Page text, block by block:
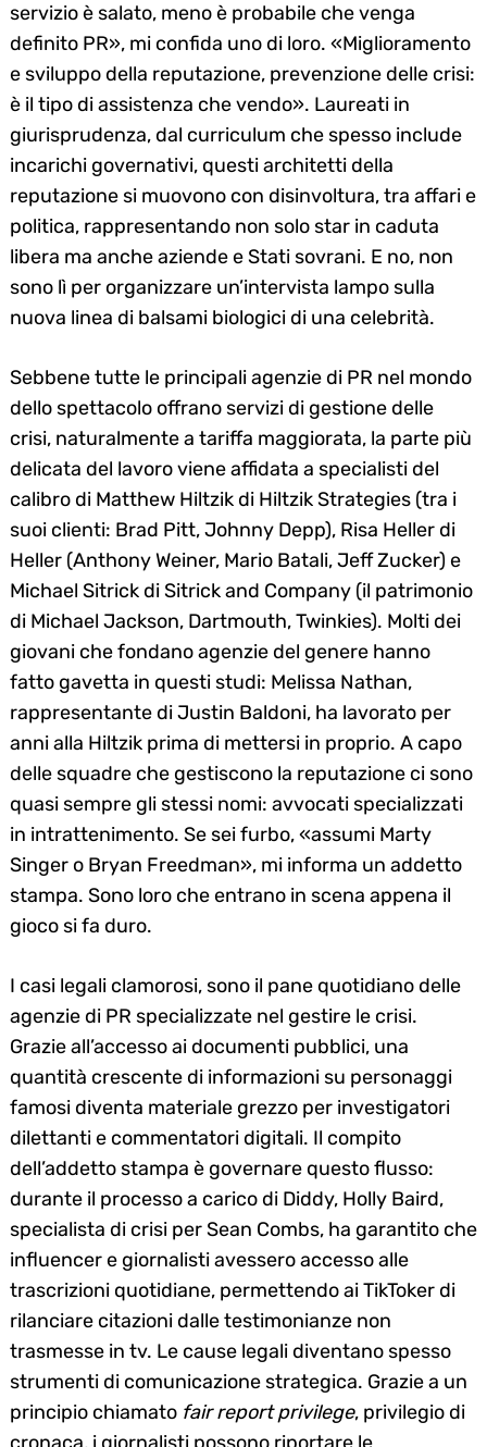
servizio è salato, meno è probabile che venga
definito PR», mi confida uno di loro. «Miglioramento
e sviluppo della reputazione, prevenzione delle crisi:
è il tipo di assistenza che vendo». Laureati in
giurisprudenza, dal curriculum che spesso include
incarichi governativi, questi architetti della
reputazione si muovono con disinvoltura, tra affari e
politica, rappresentando non solo star in caduta
libera ma anche aziende e Stati sovrani. E no, non
sono lì per organizzare un’intervista lampo sulla
nuova linea di balsami biologici di una celebrità.
Sebbene tutte le principali agenzie di PR nel mondo
dello spettacolo offrano servizi di gestione delle
crisi, naturalmente a tariffa maggiorata, la parte più
delicata del lavoro viene affidata a specialisti del
calibro di Matthew Hiltzik di Hiltzik Strategies (tra i
suoi clienti: Brad Pitt, Johnny Depp), Risa Heller di
Heller (Anthony Weiner, Mario Batali, Jeff Zucker) e
Michael Sitrick di Sitrick and Company (il patrimonio
di Michael Jackson, Dartmouth, Twinkies). Molti dei
giovani che fondano agenzie del genere hanno
fatto gavetta in questi studi: Melissa Nathan,
rappresentante di Justin Baldoni, ha lavorato per
anni alla Hiltzik prima di mettersi in proprio. A capo
delle squadre che gestiscono la reputazione ci sono
quasi sempre gli stessi nomi: avvocati specializzati
in intrattenimento. Se sei furbo, «assumi Marty
Singer o Bryan Freedman», mi informa un addetto
stampa. Sono loro che entrano in scena appena il
gioco si fa duro.
I casi legali clamorosi, sono il pane quotidiano delle
agenzie di PR specializzate nel gestire le crisi.
Grazie all’accesso ai documenti pubblici, una
quantità crescente di informazioni su personaggi
famosi diventa materiale grezzo per investigatori
dilettanti e commentatori digitali. Il compito
dell’addetto stampa è governare questo flusso:
durante il processo a carico di Diddy, Holly Baird,
specialista di crisi per Sean Combs, ha garantito che
influencer e giornalisti avessero accesso alle
trascrizioni quotidiane, permettendo ai TikToker di
rilanciare citazioni dalle testimonianze non
trasmesse in tv. Le cause legali diventano spesso
strumenti di comunicazione strategica. Grazie a un
principio chiamato fair report privilege, privilegio di